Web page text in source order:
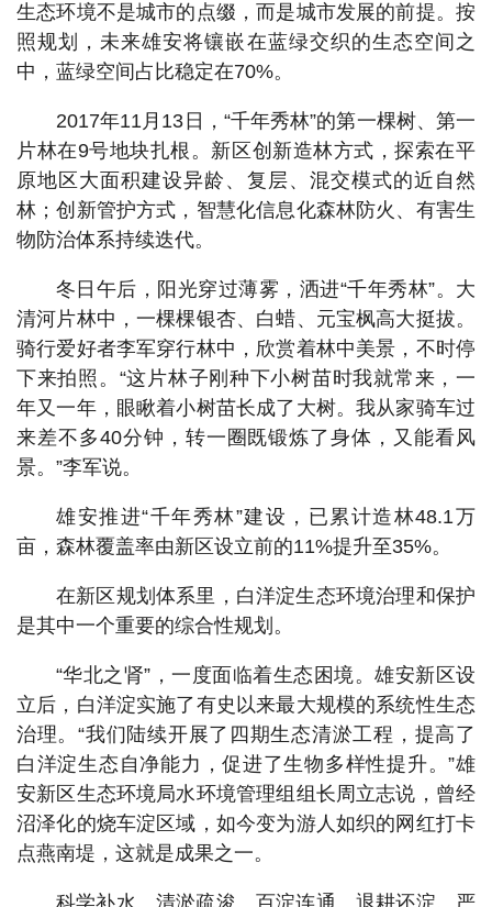
生态环境不是城市的点缀，而是城市发展的前提。按
照规划，未来雄安将镶嵌在蓝绿交织的生态空间之
中，蓝绿空间占比稳定在70%。
2017年11月13日，“千年秀林”的第一棵树、第一
片林在9号地块扎根。新区创新造林方式，探索在平
原地区大面积建设异龄、复层、混交模式的近自然
林；创新管护方式，智慧化信息化森林防火、有害生
物防治体系持续迭代。
冬日午后，阳光穿过薄雾，洒进“千年秀林”。大
清河片林中，一棵棵银杏、白蜡、元宝枫高大挺拔。
骑行爱好者李军穿行林中，欣赏着林中美景，不时停
下来拍照。“这片林子刚种下小树苗时我就常来，一
年又一年，眼瞅着小树苗长成了大树。我从家骑车过
来差不多40分钟，转一圈既锻炼了身体，又能看风
景。”李军说。
雄安推进“千年秀林”建设，已累计造林48.1万
亩，森林覆盖率由新区设立前的11%提升至35%。
在新区规划体系里，白洋淀生态环境治理和保护
是其中一个重要的综合性规划。
“华北之肾”，一度面临着生态困境。雄安新区设
立后，白洋淀实施了有史以来最大规模的系统性生态
治理。“我们陆续开展了四期生态清淤工程，提高了
白洋淀生态自净能力，促进了生物多样性提升。”雄
安新区生态环境局水环境管理组组长周立志说，曾经
沼泽化的烧车淀区域，如今变为游人如织的网红打卡
点燕南堤，这就是成果之一。
科学补水、清淤疏浚、百淀连通、退耕还淀、严